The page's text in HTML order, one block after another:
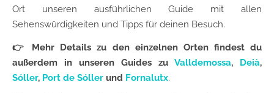
Ort unseren ausführlichen Guide mit allen
Sehenswürdigkeiten und Tipps für deinen Besuch.
👉
Mehr Details zu den einzelnen Orten findest du
außerdem in unseren Guides zu Valldemossa, Deià,
Sóller, Port de Sóller und Fornalutx.